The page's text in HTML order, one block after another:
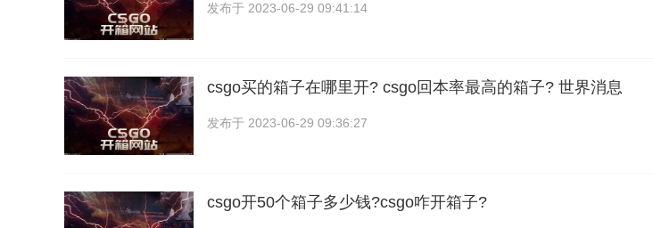
发布于 2023-06-29 09:41:14
csgo买的箱子在哪里开? csgo回本率最高的箱子? 世界消息
发布于 2023-06-29 09:36:27
csgo开50个箱子多少钱?csgo咋开箱子?